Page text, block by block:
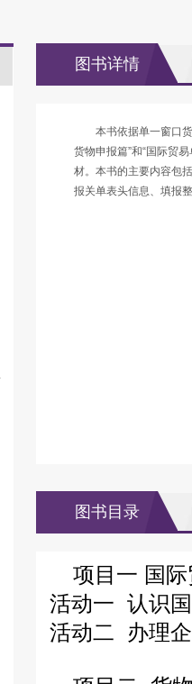
图书详情
本书依据单一窗口
货物申报篇”和“国际贸
材。本书的主要内容包
报关单表头信息、填报
图书目录
项目一 国
活动一 认识
活动二 办理